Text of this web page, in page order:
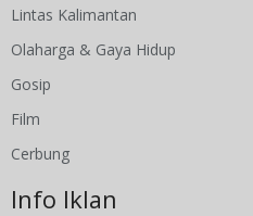
Lintas Kalimantan
Olaharga & Gaya Hidup
Gosip
Film
Cerbung
Info Iklan